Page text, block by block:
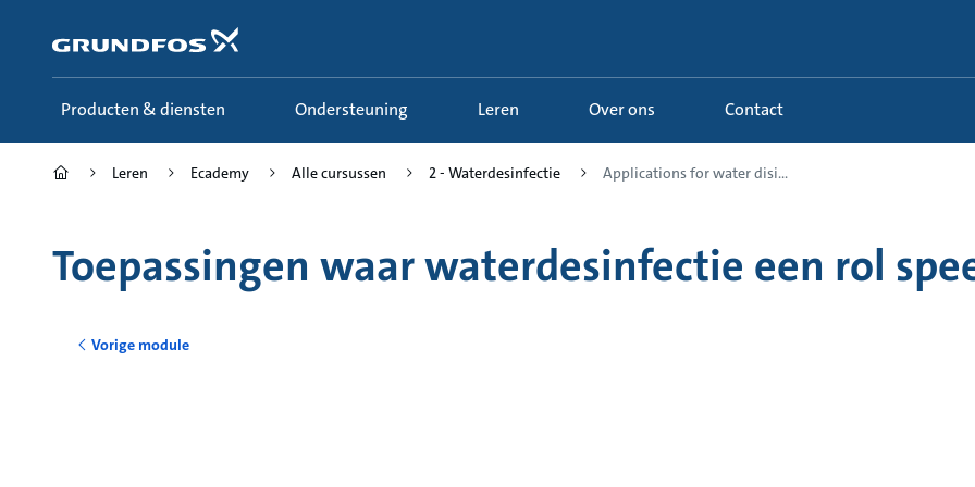
hoofdinhoud
Producten & diensten Ondersteuning Leren Over ons Contact
Leren Ecademy Alle cursussen 2 - Waterdesinfectie Applications for water disi...
Toepassingen waar waterdesinfectie een rol
Vorige module